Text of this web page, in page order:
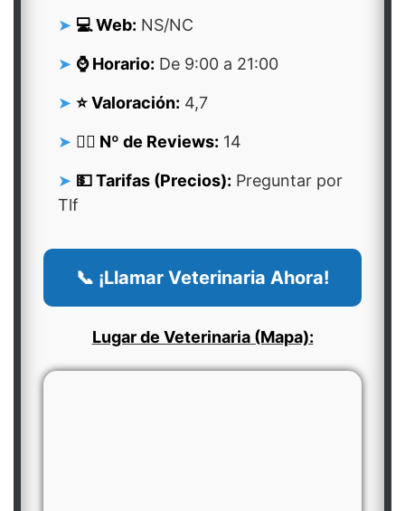
💻 Web: NS/NC
⌚ Horario: De 9:00 a 21:00
⭐ Valoración: 4,7
👍🏻 Nº de Reviews: 14
💵 Tarifas (Precios): Preguntar por
Tlf
📞 ¡Llamar Veterinaria Ahora!
Lugar de Veterinaria (Mapa):